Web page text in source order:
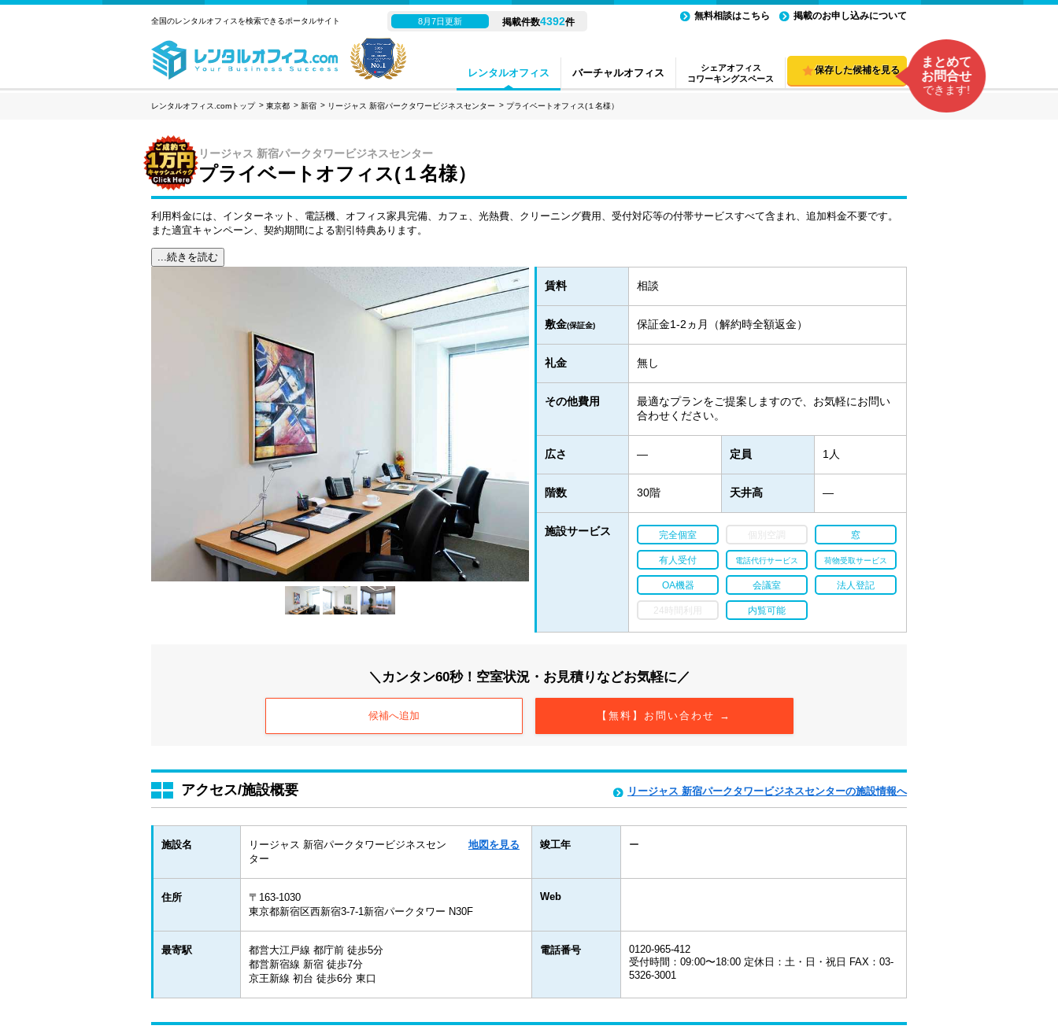
レンタルオフィス バーチャルオフィス
シェアオフィス
コワーキングスペース
全国のレンタルオフィスを検索できるポータルサイト 8月7日更新 掲載件数4392件
無料相談はこちら 掲載のお申し込みについて
保存した候補を見る
まとめて
お問合せ
できます!
レンタルオフィス.comトップ 東京都 新宿 リージャス 新宿パークタワービジネスセンター プライベートオフィス(１名様）
リージャス 新宿パークタワービジネスセンター
プライベートオフィス(１名様）
利用料金には、インターネット、電話機、オフィス家具完備、カフェ、光熱費、クリーニング費用、受付対応等の付帯サービスすべて含まれ、追加料金不要です。
また適宜キャンペーン、契約期間による割引特典あります。
...続きを読む
賃料 相談
敷金(保証金) 保証金1-2ヵ月（解約時全額返金）
礼金 無し
その他費用
最適なプランをご提案しますので、お気軽にお問い
合わせください。
広さ ― 定員 1人
階数 30階 天井高 ―
施設サービス 完全個室 個別空調 窓
有人受付 電話代行サービス 荷物受取サービス
OA機器 会議室 法人登記
24時間利用 内覧可能
＼カンタン60秒！空室状況・お見積りなどお気軽に／
【無料】お問い合わせ →
候補へ追加
アクセス/施設概要 リージャス 新宿パークタワービジネスセンターの施設情報へ
施設名
リージャス 新宿パークタワービジネスセン
ター
地図を見る 竣工年 ー
住所
〒163-1030
東京都新宿区西新宿3-7-1新宿パークタワー N30F
Web
最寄駅
都営大江戸線 都庁前 徒歩5分
都営新宿線 新宿 徒歩7分
京王新線 初台 徒歩6分 東口
電話番号
0120-965-412
受付時間：09:00〜18:00 定休日：土・日・祝日 FAX：03-
5326-3001